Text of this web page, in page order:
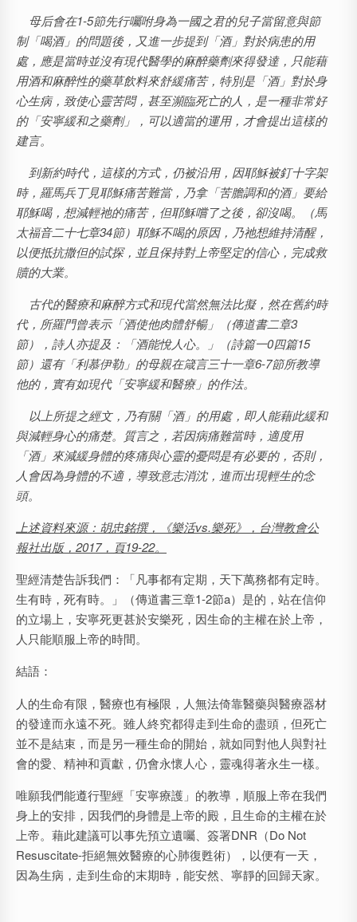
母后會在1-5節先行囑咐身為一國之君的兒子當留意與節
制「喝酒」的問題後，又進一步提到「酒」對於病患的用
處，應是當時並沒有現代醫學的麻醉藥劑來得發達，只能藉
用酒和麻醉性的藥草飲料來舒緩痛苦，特別是「酒」對於身
心生病，致使心靈苦悶，甚至瀕臨死亡的人，是一種非常好
的「安寧緩和之藥劑」，可以適當的運用，才會提出這樣的
建言。
到新約時代，這樣的方式，仍被沿用，因耶穌被釘十字架
時，羅馬兵丁見耶穌痛苦難當，乃拿「苦膽調和的酒」要給
耶穌喝，想減輕祂的痛苦，但耶穌嚐了之後，卻沒喝。（馬
太福音二十七章34節）耶穌不喝的原因，乃祂想維持清醒，
以便抵抗撒但的試探，並且保持對上帝堅定的信心，完成救
贖的大業。
古代的醫療和麻醉方式和現代當然無法比擬，然在舊約時
代， 所羅門曾表示「酒使他肉體舒暢」（傳道書二章3
節），詩人亦提及：「酒能悅人心。」（詩篇一0四篇15
節）還有「利慕伊勒」的母親在箴言三十一章6-7節所教導
他的，實有如現代「安寧緩和醫療」的作法。
以上所提之經文，乃有關「酒」的用處，即人能藉此緩和
與減輕身心的痛楚。質言之，若因病痛難當時，適度用
「酒」來減緩身體的疼痛與心靈的憂悶是有必要的，否則，
人會因為身體的不適，導致意志消沈，進而出現輕生的念
頭。
上述資料來源：胡忠銘撰，《樂活vs.樂死》，台灣教會公
報社出版，2017，頁19-22。
聖經清楚告訴我們：「凡事都有定期，天下萬務都有定時。
生有時，死有時。」（傳道書三章1-2節a）是的，站在信仰
的立場上，安寧死更甚於安樂死，因生命的主權在於上帝，
人只能順服上帝的時間。
結語：
人的生命有限，醫療也有極限，人無法倚靠醫藥與醫療器材
的發達而永遠不死。雖人終究都得走到生命的盡頭，但死亡
並不是結束，而是另一種生命的開始，就如同對他人與對社
會的愛、精神和貢獻，仍會永懷人心，靈魂得著永生一樣。
唯願我們能遵行聖經「安寧療護」的教導，順服上帝在我們
身上的安排，因我們的身體是上帝的殿，且生命的主權在於
上帝。藉此建議可以事先預立遺囑、簽署DNR（Do Not
Resuscitate-拒絕無效醫療的心肺復甦術），以便有一天，
因為生病，走到生命的末期時，能安然、寧靜的回歸天家。